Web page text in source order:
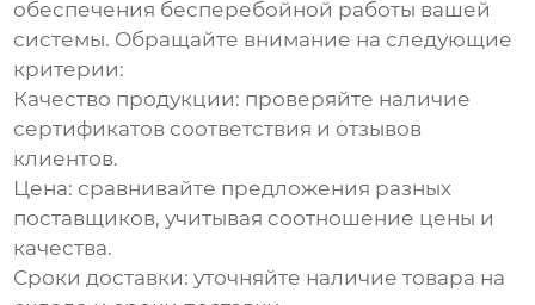
обеспечения бесперебойной работы вашей
системы. Обращайте внимание на следующие
критерии:
Качество продукции: проверяйте наличие
сертификатов соответствия и отзывов
клиентов.
Цена: сравнивайте предложения разных
поставщиков, учитывая соотношение цены и
качества.
Сроки доставки: уточняйте наличие товара на